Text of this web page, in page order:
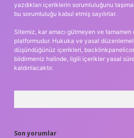
yazdıkları içeriklerin sorumluluğunu
bu sorumluluğu kabul etmiş sayılırlar.
Sitemiz, kar amacı gütmeyen ve
platformudur. Hukuka ve yasal
düşündüğünüz içerikleri,
bildirmeniz halinde, ilgili içerikler yasal
kaldırılacaktır.
Son yorumlar